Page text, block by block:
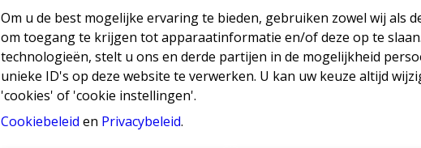
Om u de best mogelijke ervaring te bieden, gebruiken zowel wij als
om toegang te krijgen tot apparaatinformatie en/of deze op te
technologieën, stelt u ons en derde partijen in de mogelijkheid
unieke ID's op deze website te verwerken. U kan uw keuze altijd
'cookies' of 'cookie instellingen'.
Cookiebeleid en Privacybeleid.